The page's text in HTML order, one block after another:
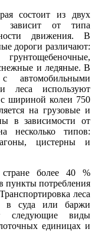
состоит из двух
от типа
движения. В
дороги различают:
и ледяные. В
автомобильными
леса используют
шириной колеи 750
на грузовые и
в зависимости от
несколько типов:
цистерны и
более 40 %
пункты потребления
леса
в суда или баржи
следующие виды
единицах и